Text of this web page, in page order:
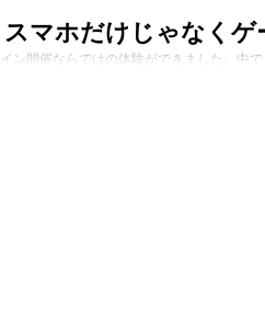
マホだけじゃなく
開催ならではの体験ができました。中